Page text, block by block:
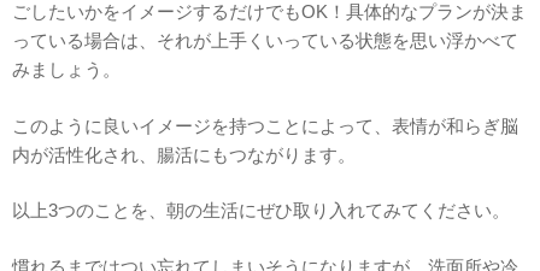
ごしたいかをイメージするだけでもOK！具体的なプランが決ま
っている場合は、それが上手くいっている状態を思い浮かべて
みましょう。
このように良いイメージを持つことによって、表情が和らぎ脳
内が活性化され、腸活にもつながります。
以上3つのことを、朝の生活にぜひ取り入れてみてください。
慣れるまではつい忘れてしまいそうになりますが、洗面所や冷